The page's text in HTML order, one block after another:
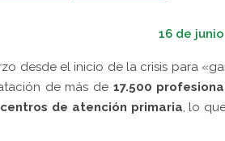
16 de
desde el inicio de la crisis para
de más de 17.500
de atención primaria, lo